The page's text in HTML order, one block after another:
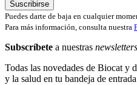
Puedes darte de baja en cualquier
Para más información, consulta nuestra
Subscríbete a nuestras newsletters
Todas las novedades de Biocat y
y la salud en tu bandeja de